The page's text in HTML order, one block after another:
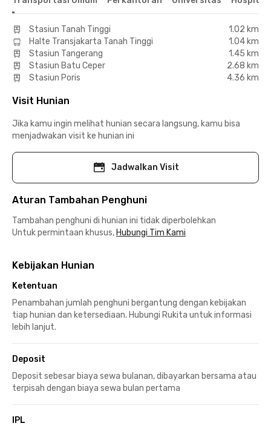
Stasiun Tanah Tinggi
1.02 km
Halte Transjakarta Tanah Tinggi
1.04 km
Stasiun Tangerang
1.45 km
Stasiun Batu Ceper
2.68 km
Stasiun Poris
4.36 km
Visit Hunian
Jika kamu ingin melihat hunian secara langsung, kamu bisa
menjadwakan visit ke hunian ini
Jadwalkan Visit
Aturan Tambahan Penghuni
Tambahan penghuni di hunian ini tidak diperbolehkan
Untuk permintaan khusus, Hubungi Tim Kami
Kebijakan Hunian
Ketentuan
Penambahan jumlah penghuni bergantung dengan kebijakan
tiap hunian dan ketersediaan. Hubungi Rukita untuk informasi
lebih lanjut.
Deposit
Deposit sebesar biaya sewa bulanan, dibayarkan bersama atau
terpisah dengan biaya sewa bulan pertama
IPL